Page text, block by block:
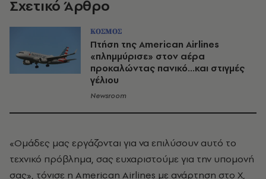
Σχετικό Άρθρο
ΚΟΣΜΟΣ
Πτήση της American Airlines
«πλημμύρισε» στον αέρα
προκαλώντας πανικό...και στιγμές
γέλιου
Newsroom
«Ομάδες μας εργάζονται για να επιλύσουν αυτό το
τεχνικό πρόβλημα, σας ευχαριστούμε για την υπομονή
σας», τόνισε η American Airlines με ανάρτηση στο X,